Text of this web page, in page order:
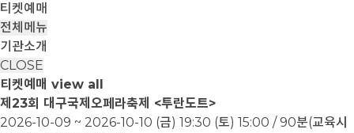
티켓예매
전체메뉴
기관소개
CLOSE
티켓예매 view all
제23회 대구국제오페라축제 <투란도트>
2026-10-09 ~ 2026-10-10 (금) 19:30 (토) 15:00 / 90분(교육시